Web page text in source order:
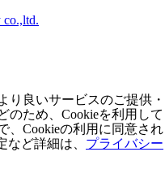
co.,ltd.
り良いサービスのご提供・
のため、Cookieを利用して
、Cookieの利用に同意され
など詳細は、 プライバシー